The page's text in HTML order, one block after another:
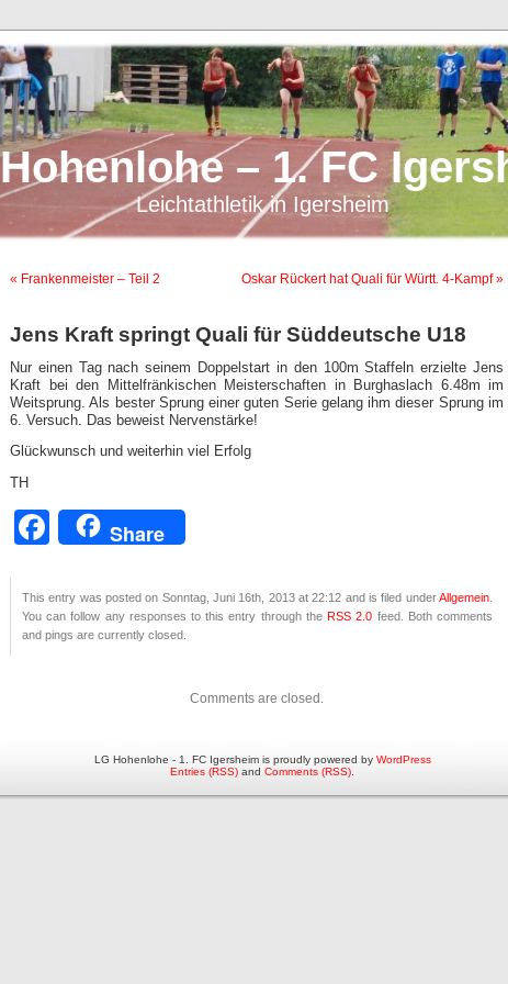
– 1. FC
Leichtathletik in Igersheim
« Frankenmeister – Teil 2 Oskar Rückert hat Quali für Württ. 4-Kampf »
Jens Kraft springt Quali für Süddeutsche U18
Nur einen Tag nach seinem Doppelstart in den 100m Staffeln erzielte Jens
Kraft bei den Mittelfränkischen Meisterschaften in Burghaslach 6.48m im
Weitsprung. Als bester Sprung einer guten Serie gelang ihm dieser Sprung im
6. Versuch. Das beweist Nervenstärke!
Glückwunsch und weiterhin viel Erfolg
TH
Facebook
Share
This entry was posted on Sonntag, Juni 16th, 2013 at 22:12 and is filed underAllgemein
You can follow any responses to this entry through theRSS 2.0 feed. Both comments
and pings are currently closed.
Comments are closed.
LG Hohenlohe - 1. FC Igersheim is proudly powered by WordPress
Entries (RSS) and Comments (RSS)